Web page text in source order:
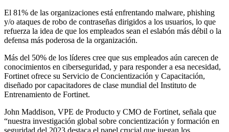
El 81% de las organizaciones está enfrentando malware, phishing
y/o ataques de robo de contraseñas dirigidos a los usuarios, lo que
refuerza la idea de que los empleados sean el eslabón más débil o la
defensa más poderosa de la organización.
Más del 50% de los líderes cree que sus empleados aún carecen de
conocimientos en ciberseguridad, y para responder a esa necesidad,
Fortinet ofrece su Servicio de Concientización y Capacitación,
diseñado por capacitadores de clase mundial del Instituto de
Entrenamiento de Fortinet.
John Maddison, VPE de Producto y CMO de Fortinet, señala que
“nuestra investigación global sobre concientización y formación en
seguridad del 2023 destaca el papel crucial que juegan los